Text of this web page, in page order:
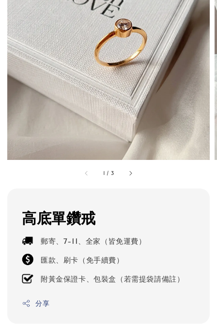
1 / 3
高底單鑽戒
郵寄、7-11、全家（皆免運費）
匯款、刷卡（免手續費）
附黃金保證卡、包裝盒（若需提袋請備註）
分享